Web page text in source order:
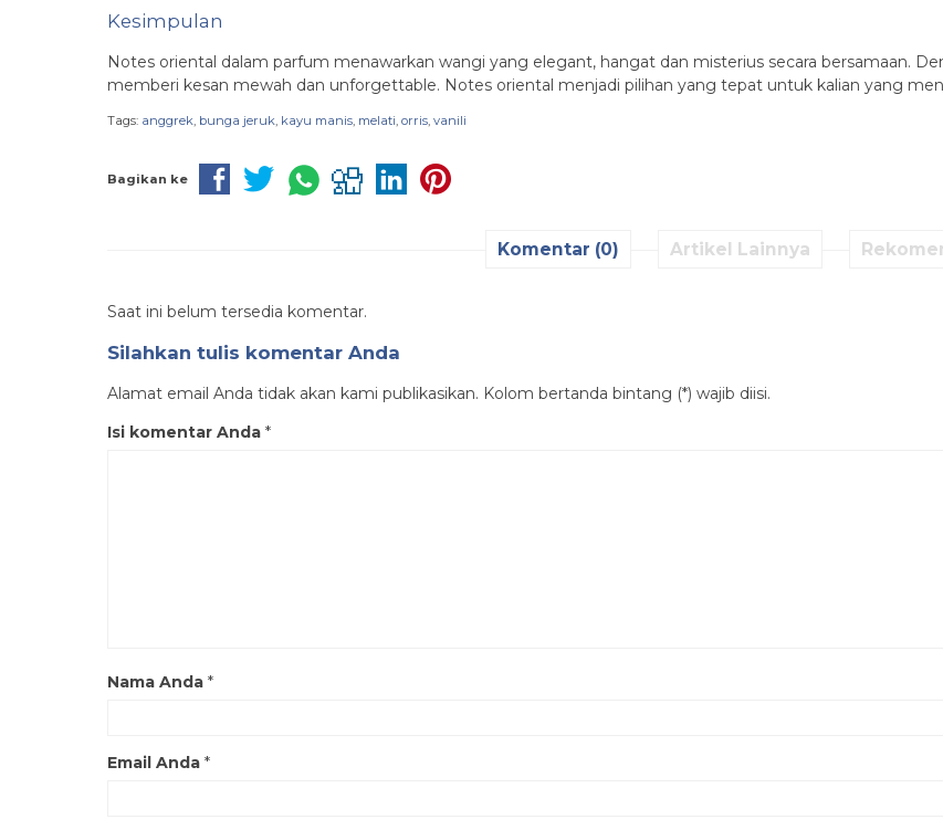
Kesimpulan
Notes oriental dalam parfum menawarkan wangi yang elegant, hangat dan misterius secara bersamaan.
memberi kesan mewah dan unforgettable. Notes oriental menjadi pilihan yang tepat untuk kalian yang
Tags: anggrek, bunga jeruk, kayu manis, melati, orris, vanili
Bagikan ke
Komentar (0) Artikel Lainnya
Saat ini belum tersedia komentar.
Silahkan tulis komentar Anda
Alamat email Anda tidak akan kami publikasikan. Kolom bertanda bintang (*) wajib diisi.
Isi komentar Anda *
Nama Anda *
Email Anda *